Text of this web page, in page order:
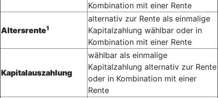
Kombination mit einer Rente
Altersrente1
alternativ zur Rente als einmalige
Kapitalzahlung wählbar oder in
Kombination mit einer Rente
Kapitalauszahlung
wählbar als einmalige
Kapitalzahlung alternativ zur Rente
oder in Kombination mit einer
Rente